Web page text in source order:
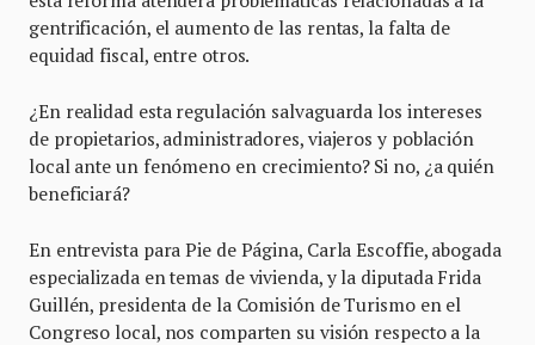
gentrificación, el aumento de las rentas, la falta de
equidad fiscal, entre otros.
¿En realidad esta regulación salvaguarda los intereses
de propietarios, administradores, viajeros y población
local ante un fenómeno en crecimiento? Si no, ¿a quién
beneficiará?
En entrevista para Pie de Página, Carla Escoffie, abogada
especializada en temas de vivienda, y la diputada Frida
Guillén, presidenta de la Comisión de Turismo en el
Congreso local, nos comparten su visión respecto a la